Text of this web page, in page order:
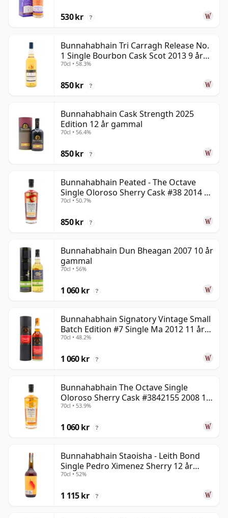
530 kr ?
Bunnahabhain Tri Carragh Release No.
1 Single Bourbon Cask Scot 2013 9 år
gammal
70cl • 58.3%
850 kr ?
Bunnahabhain Cask Strength 2025
Edition 12 år gammal
70cl • 56.4%
850 kr ?
Bunnahabhain Peated - The Octave
Single Oloroso Sherry Cask #38 2014 9
år gammal
70cl • 50.7%
850 kr ?
Bunnahabhain Dun Bheagan 2007 10 år
gammal
70cl • 56%
1 060 kr ?
Bunnahabhain Signatory Vintage Small
Batch Edition #7 Single Ma 2012 11 år
gammal
70cl • 48.2%
1 060 kr ?
Bunnahabhain The Octave Single
Oloroso Sherry Cask #3842155 2008 15
år gammal
70cl • 53.9%
1 060 kr ?
Bunnahabhain Staoisha - Leith Bond
Single Pedro Ximenez Sherry 12 år
gammal
70cl • 52%
1 115 kr ?